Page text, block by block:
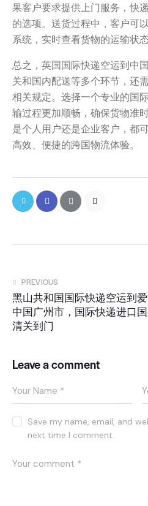
果客户要求提供上门服务，快
的选项。送货过程中，客户可
系统，实时查看货物的运输状态
总之，英国国际快递空运到中
关和国内配送等多个环节，还
相关规定。选择一个专业的国
输过程更加顺畅，确保货物准
是个人用户还是企业客户，都
高效、便捷的跨国物流体验。
PREVIOUS
黑山共和国国际快递空运到
中国广州市，国际快递进口
清关到门
Leave a comment
Save my name, email, and
next time I comment.